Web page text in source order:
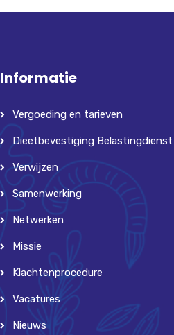
Informatie
Vergoeding en tarieven
Dieetbevestiging Belastingdienst
Verwijzen
Samenwerking
Netwerken
Missie
Klachtenprocedure
Vacatures
Nieuws